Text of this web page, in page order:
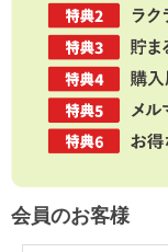
会員のお客様